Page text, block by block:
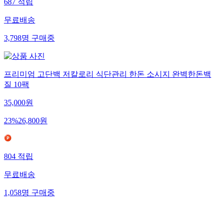
687적립
무료배송
3,798명구매중
프리미엄 고단백 저칼로리 식단관리 한돈 소시지 완벽한돈백
질 10팩
35,000원
23%26,800원
804적립
무료배송
1,058명구매중